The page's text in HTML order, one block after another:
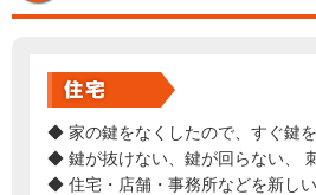
◆ 家の鍵をなくしたので、すぐ鍵を
◆ 鍵が抜けない、鍵が回らない、
◆ 住宅・店舗・事務所などを新しい